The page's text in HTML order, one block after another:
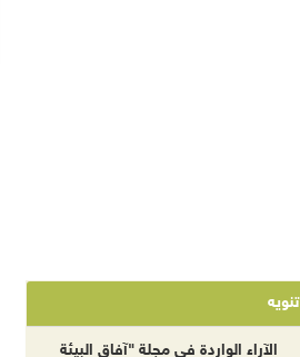
تنويه
الآراء الواردة في مجلة "آفاق البيئة